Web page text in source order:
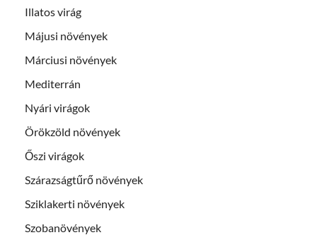
Illatos virág
Májusi növények
Márciusi növények
Mediterrán
Nyári virágok
Örökzöld növények
Őszi virágok
Szárazságtűrő növények
Sziklakerti növények
Szobanövények